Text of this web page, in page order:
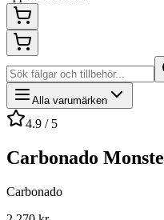
Alla varumärken
4.9 / 5
Carbonado
Carbonado